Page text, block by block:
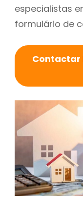
especialistas
formulário de
Contactar